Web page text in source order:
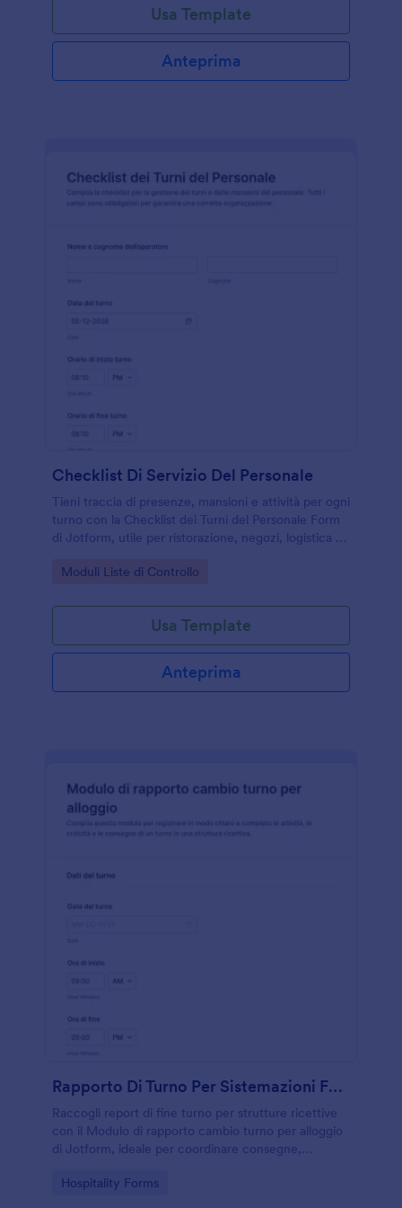
Usa Template
Anteprima
Checklist Di Servizio Del Personale
Tieni traccia di presenze, mansioni e attività per ogni
turno con la Checklist dei Turni del Personale Form
di Jotform, utile per ristorazione, negozi, logistica e
Go to Category:
Moduli Liste di Controllo
Usa Template
Anteprima
Rapporto Di Turno Per Sistemazioni Form
Raccogli report di fine turno per strutture ricettive
con il Modulo di rapporto cambio turno per alloggio
di Jotform, ideale per coordinare consegne,
raccolta dati costante.
Go to Category:
Hospitality Forms